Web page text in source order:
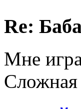
Re:
Мне
Сложная